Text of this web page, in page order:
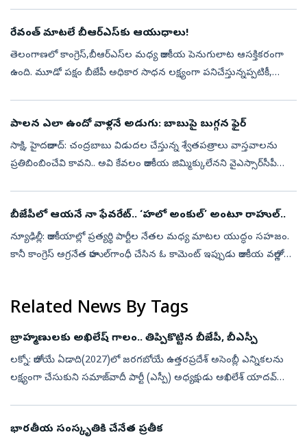
రేవంత్‌ మాటలే బీఆర్‌ఎస్‌కు ఆయుధాలు!
తెలంగాణలో కాంగ్రెస్,బీఆర్ఎస్‌ల మధ్య రాజకీయ పెనుగులాట ఆసక్తికరంగా
ఉంది. మూడో పక్షం బీజేపీ అధికార సాధన లక్ష్యంగా పనిచేస్తున్నప్పటికీ,
పాలన ఎలా ఉందో వాళ్లనే అడుగు: బాబుపై బుగ్గన ఫైర్‌
సాక్షి, హైదరాబాద్‌: చంద్రబాబు విడుదల చేస్తున్న శ్వేతపత్రాలు వాస్తవాలను
ప్రతిబింబించేవి కావని.. అవి కేవలం రాజకీయ జిమ్మిక్కులేనని వైఎస్సార్‌సీపీ
బీజేపీలో ఆయనే నా ఫేవరేట్‌.. ‘హలో అంకుల్‌’ అంటూ రాహుల్‌..
న్యూఢిల్లీ: రాజకీయాల్లో ప్రత్యర్థి పార్టీల నేతల మధ్య మాటల యుద్ధం సహజం.
కానీ కాంగ్రెస్‌ అగ్రనేత రాహుల్‌గాంధీ చేసిన ఓ కామెంట్‌ ఇప్పుడు రాజకీయ వర్గాల్లో
Related News By Tags
బ్రాహ్మణులకు అఖిలేష్‌ గాలం.. తిప్పికొట్టిన బీజేపీ, బీఎస్పీ
లక్నో: రాబోయే ఏడాది(2027)లో జరగబోయే ఉత్తరప్రదేశ్ అసెంబ్లీ ఎన్నికలను
లక్ష్యంగా చేసుకుని సమాజ్‌వాదీ పార్టీ (ఎస్పీ) అధ్యక్షుడు అఖిలేశ్ యాదవ్
భారతీయ సంస్కృతికి చేనేత ప్రతీక